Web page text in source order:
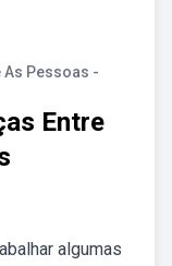
As Pessoas -
Entre
algumas